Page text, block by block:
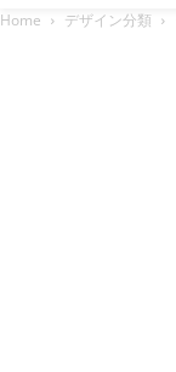
Home デザイン分類